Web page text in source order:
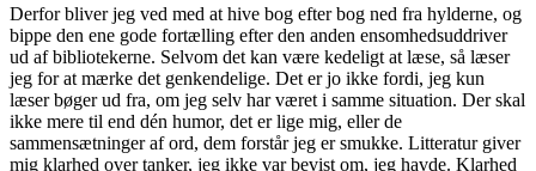
JEG
ER
IKKE
Derfor bliver jeg ved med at hive bog efter bog ned fra hylderne, og
bippe den ene gode fortælling efter den anden ensomhedsuddriver
ud af bibliotekerne. Selvom det kan være kedeligt at læse, så læser
jeg for at mærke det genkendelige. Det er jo ikke fordi, jeg kun
læser bøger ud fra, om jeg selv har været i samme situation. Der skal
ikke mere til end dén humor, det er lige mig, eller de
sammensætninger af ord, dem forstår jeg er smukke. Litteratur giver
mig klarhed over tanker, jeg ikke var bevist om, jeg havde. Klarhed